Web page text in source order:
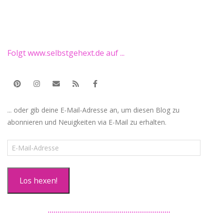
Folgt www.selbstgehext.de auf ...
... oder gib deine E-Mail-Adresse an, um diesen Blog zu
abonnieren und Neuigkeiten via E-Mail zu erhalten.
E-
Mail-
Los hexen!